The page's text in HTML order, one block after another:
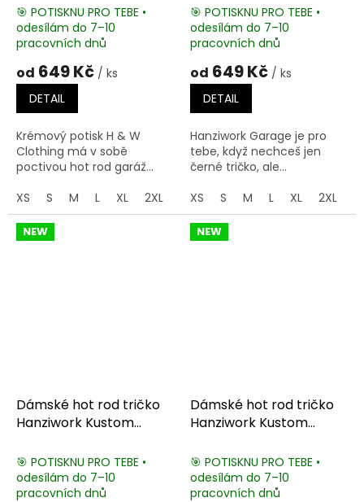
🎯 POTISKNU PRO TEBE •
odesílám do 7–10
pracovních dnů
od 649 Kč / ks
DETAIL
Krémový potisk H & W
Clothing má v sobě
poctivou hot rod garáž...
XS
S M L XL 2XL 3XL
🎯 POTISKNU PRO TEBE •
odesílám do 7–10
pracovních dnů
od 649 Kč / ks
DETAIL
Hanziwork Garage je pro
tebe, když nechceš jen
černé tričko, ale...
XS
S M L XL 2XL
NEW
Dámské hot rod tričko
Hanziwork Kustom
🎯 POTISKNU PRO TEBE •
odesílám do 7–10
pracovních dnů
NEW
Dámské hot rod tričko
Hanziwork Kustom
🎯 POTISKNU PRO TEBE •
odesílám do 7–10
pracovních dnů